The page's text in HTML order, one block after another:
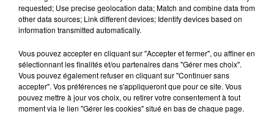
le bassin d'Alès avec les reportages de nos
journalistes sur le terrain.
AVEYRON NORD
requested; Use precise geolocation data; Match and combine data from
other data sources; Link different devices; Identify devices based on
information transmitted automatically.
Vous pouvez accepter en cliquant sur "Accepter et fermer", ou affiner en
sélectionnant les finalités et/ou partenaires dans "Gérer mes choix".
Vous pouvez également refuser en cliquant sur "Continuer sans
accepter". Vos préférences ne s'appliqueront que pour ce site. Vous
pouvez mettre à jour vos choix, ou retirer votre consentement à tout
moment via le lien "Gérer les cookies" situé en bas de chaque page.